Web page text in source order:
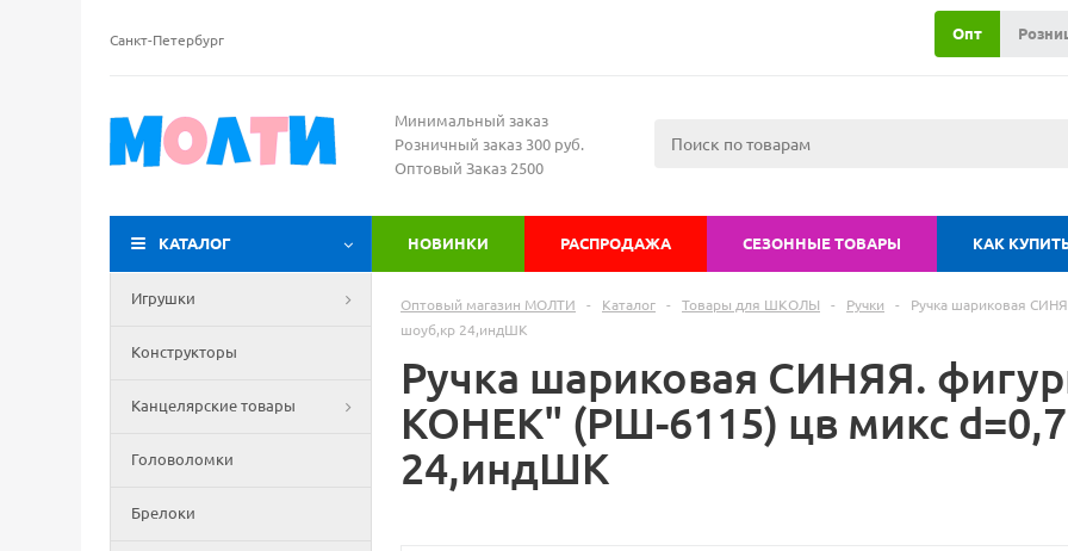
Санкт-Петербург Опт
Минимальный заказ
Розничный заказ 300 руб.
Оптовый Заказ 2500
КАТАЛОГ НОВИНКИ РАСПРОДАЖА СЕЗОННЫЕ ТОВАРЫ КАК
Игрушки
Конструкторы
Канцелярские товары
Головоломки
Брелоки
Оптовый магазин МОЛТИ - Каталог - Товары для ШКОЛЫ - Ручки -
Ручка шариковая
шоуб,кр 24,индШК
Ручка шариковая СИНЯЯ.
КОНЕК" (РШ-6115) цв микс
24,индШК